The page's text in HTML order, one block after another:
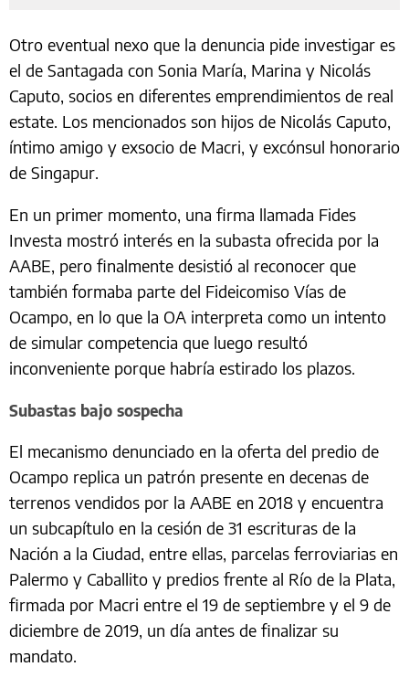
Otro eventual nexo que la denuncia pide investigar es
el de Santagada con Sonia María, Marina y Nicolás
Caputo, socios en diferentes emprendimientos de real
estate. Los mencionados son hijos de Nicolás Caputo,
íntimo amigo y exsocio de Macri, y excónsul honorario
de Singapur.
En un primer momento, una firma llamada Fides
Investa mostró interés en la subasta ofrecida por la
AABE, pero finalmente desistió al reconocer que
también formaba parte del Fideicomiso Vías de
Ocampo, en lo que la OA interpreta como un intento
de simular competencia que luego resultó
inconveniente porque habría estirado los plazos.
Subastas bajo sospecha
El mecanismo denunciado en la oferta del predio de
Ocampo replica un patrón presente en decenas de
terrenos vendidos por la AABE en 2018 y encuentra
un subcapítulo en la cesión de 31 escrituras de la
Nación a la Ciudad, entre ellas, parcelas ferroviarias en
Palermo y Caballito y predios frente al Río de la Plata,
firmada por Macri entre el 19 de septiembre y el 9 de
diciembre de 2019, un día antes de finalizar su
mandato.